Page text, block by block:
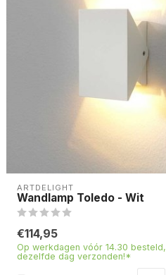
ARTDELIGHT
Wandlamp Toledo - Wit
€114,95
Op werkdagen vóór 14.30 besteld,
dezelfde dag verzonden!*